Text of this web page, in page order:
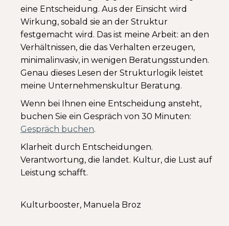
eine Entscheidung. Aus der Einsicht wird
Wirkung, sobald sie an der Struktur
festgemacht wird. Das ist meine Arbeit: an den
Verhältnissen, die das Verhalten erzeugen,
minimalinvasiv, in wenigen Beratungsstunden.
Genau dieses Lesen der Strukturlogik leistet
meine Unternehmenskultur Beratung.
Wenn bei Ihnen eine Entscheidung ansteht,
buchen Sie ein Gespräch von 30 Minuten:
Gespräch buchen.
Klarheit durch Entscheidungen.
Verantwortung, die landet. Kultur, die Lust auf
Leistung schafft.
Kulturbooster, Manuela Broz